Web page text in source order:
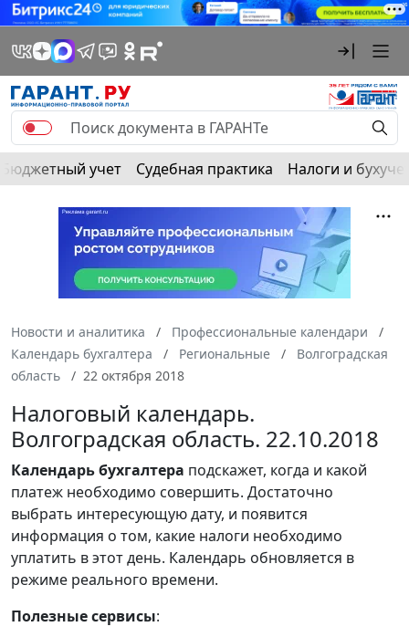
Бюджетный учет Судебная практика Налоги и
Новости и аналитика
Профессиональные календари
Календарь бухгалтера
Региональные
Волгоградская
область
22 октября 2018
Налоговый календарь.
Волгоградская область. 22.10.2018
Календарьбухгалтера подскажет, когда и какой
платеж необходимо совершить. Достаточно
выбрать интересующую дату, и появится
информация о том, какие налоги необходимо
уплатить в этот день. Календарь обновляется в
режиме реального времени.
Полезные сервисы: